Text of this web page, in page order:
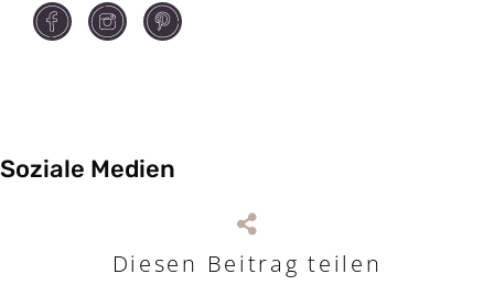
Soziale Medien
Diesen Beitrag teilen